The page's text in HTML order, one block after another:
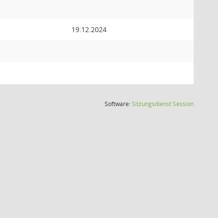
19.12.2024
Software:SitzungsdienstSession(Wird in